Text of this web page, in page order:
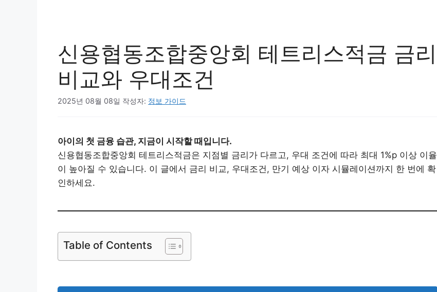
신용협동조합중앙회 테트리스적금 금리
비교와 우대조건
2025년 08월 08일 작성자: 정보 가이드
아이의 첫 금융 습관, 지금이 시작할 때입니다.
신용협동조합중앙회 테트리스적금은 지점별 금리가 다르고, 우대 조건에 따라 최대 1%p 이상 이율
이 높아질 수 있습니다. 이 글에서 금리 비교, 우대조건, 만기 예상 이자 시뮬레이션까지 한 번에 확
인하세요.
Table of Contents